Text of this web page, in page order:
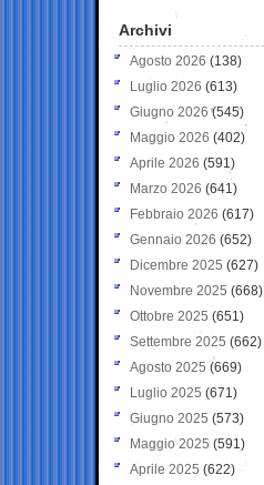
Archivi
Agosto 2026 (138)
Luglio 2026 (613)
Giugno 2026 (545)
Maggio 2026 (402)
Aprile 2026 (591)
Marzo 2026 (641)
Febbraio 2026 (617)
Gennaio 2026 (652)
Dicembre 2025 (627)
Novembre 2025 (668)
Ottobre 2025 (651)
Settembre 2025 (662)
Agosto 2025 (669)
Luglio 2025 (671)
Giugno 2025 (573)
Maggio 2025 (591)
Aprile 2025 (622)